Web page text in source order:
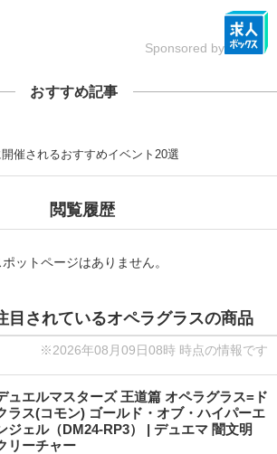
Sponsored by
おすすめ記事
催されるおすすめイベント20選
閲覧履歴
ットページはありません。
目されているオペラグラスの商品
※2026年08月09日08時 時点の情報です
ュエルマスターズ 王道篇 オペラグラス=ド
ラス(コモン) ゴールド・オブ・ハイパーエ
ジェル（DM24-RP3） | デュエマ 闇文明
リーチャー